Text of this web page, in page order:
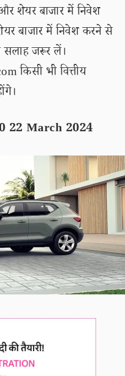
शेयर बाजार में निवेश
बाजार में निवेश करने से
सलाह जरूर लें।
किसी भी वित्तीय
22 March 2024